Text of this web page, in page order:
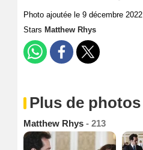
Photo ajoutée le 9 décembre 2022
Stars Matthew Rhys
Plus de photos
Matthew Rhys - 213